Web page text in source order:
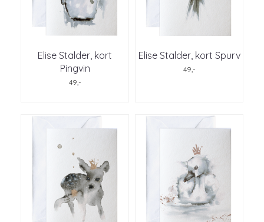
Elise Stalder, kort
Pingvin
49,-
Elise Stalder, kort Spurv
49,-